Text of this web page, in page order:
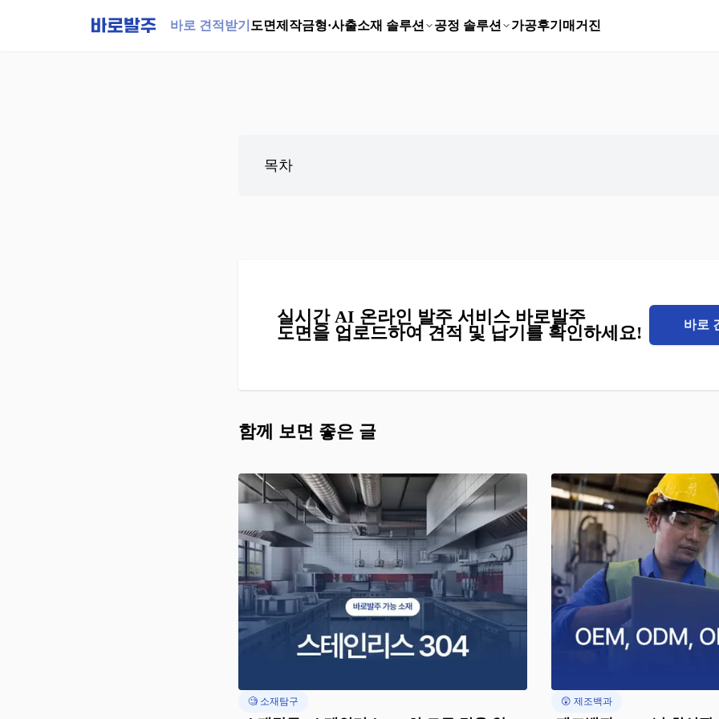
바로 견적받기 도면제작금형·사출소재 솔루션 공정 솔루션 가공후기 매거진
목차
실시간 AI 온라인 발주 서비스 바로발주
도면을 업로드하여 견적 및 납기를 확인하세요!
바로
함께 보면 좋은 글
🧐 소재탐구 😲 제조백과